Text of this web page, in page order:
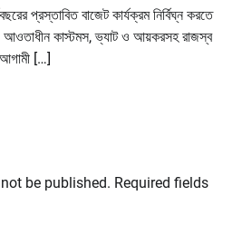
প্রস্তাবিত বাজেট কার্যক্রম নির্বিঘ্ন করতে
আওতাধীন কাস্টমস, ভ্যাট ও আয়করসহ রাজস্ব
[…]
be published. Required fields